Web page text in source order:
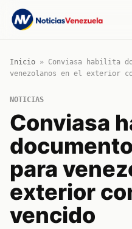
Inicio » Conviasa habilita
venezolanos en el exterior
NOTICIAS
Conviasa
para
exterior
vencido